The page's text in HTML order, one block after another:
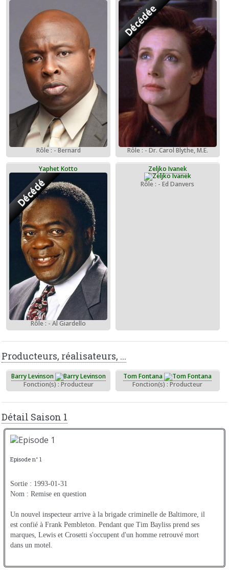
Rôle : - Bernard
Décédée
Rôle : - Dr. Carol Blythe, M.E.
Yaphet Kotto
Décédé
Rôle : - Al Giardello
Zeljko Ivanek
Rôle : - Ed Danvers
Producteurs, réalisateurs, ...
Barry Levinson
Fonction(s) : Producteur
Tom Fontana
Fonction(s) : Producteur
Détail Saison 1
Episode n° 1
Sortie : 1993-01-31
Nom : Remise en question
Un nouvel inspecteur arrive à la brigade criminelle de Baltimore, il
est confié à Frank Pembleton. Pendant que Tim Bayliss prend ses
marques, Lewis et Crosetti s'occupent d'un homme retrouvé mort
dans un motel.